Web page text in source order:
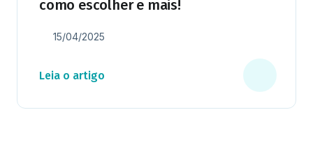
como escolher e mais!
15/04/2025
Leia o artigo